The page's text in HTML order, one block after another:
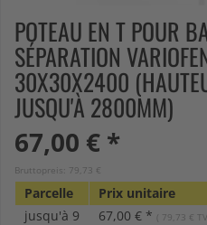
POTEAU EN T POUR
SÉPARATION
30X30X2400
JUSQU'À 2800MM)
67,00 € *
Bruttopreis: 79,73 €
Parcelle
Prix ​​unitaire
jusqu'à 9 67,00 € * ( 79,73 €